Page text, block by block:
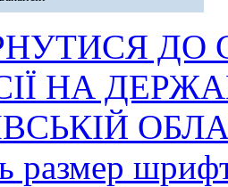
ДО
НА
размер